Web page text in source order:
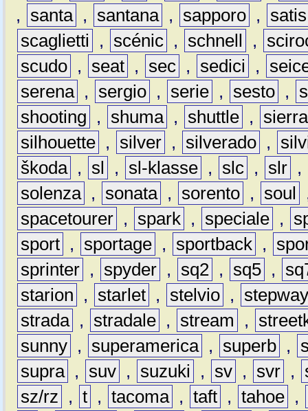
,
santa , santana , sapporo ,
satis
scaglietti
, scénic , schnell ,
scudo , seat , sec , sedici ,
serena , sergio , serie , sesto ,
shooting
, shuma , shuttle ,
sierra
silhouette , silver , silverado ,
škoda , sl , sl-klasse , slc , slr ,
solenza , sonata , sorento , soul
spacetourer , spark , speciale ,
sport , sportage , sportback ,
sprinter , spyder , sq2 , sq5 ,
starion
, starlet , stelvio ,
strada , stradale , stream ,
sunny , superamerica , superb ,
supra , suv , suzuki , sv , svr ,
sz/rz
, t , tacoma , taft , tahoe ,